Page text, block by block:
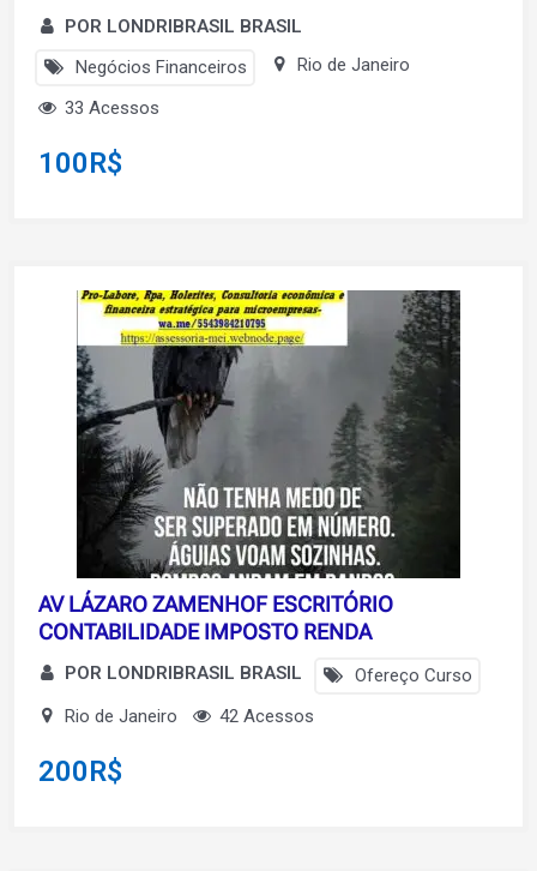
POR LONDRIBRASIL BRASIL
Negócios Financeiros
Rio de Janeiro
33 Acessos
100R$
AV LÁZARO ZAMENHOF ESCRITÓRIO
CONTABILIDADE IMPOSTO RENDA
POR LONDRIBRASIL BRASIL
Ofereço Curso
Rio de Janeiro
42 Acessos
200R$